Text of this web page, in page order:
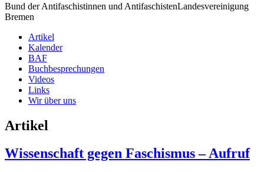
Bund der Antifaschistinnen und AntifaschistenLandesvereinigung
Bremen
Artikel
Kalender
BAF
Buchbesprechungen
Videos
Links
Wir über uns
Artikel
Wissenschaft gegen Faschismus – Aufruf